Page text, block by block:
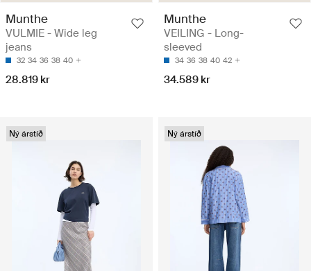
Munthe
VULMIE - Wide leg
jeans
32 34 36 38 40
28.819 kr
Munthe
VEILING - Long-
sleeved
34 36 38 40 42
34.589 kr
Ný árstíð Ný árstíð